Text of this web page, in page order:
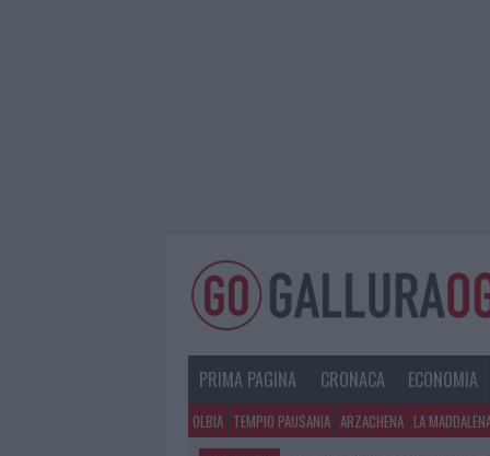
PRIMA PAGINA CRONACA ECONOMIA
OLBIA TEMPIO PAUSANIA ARZACHENA LA